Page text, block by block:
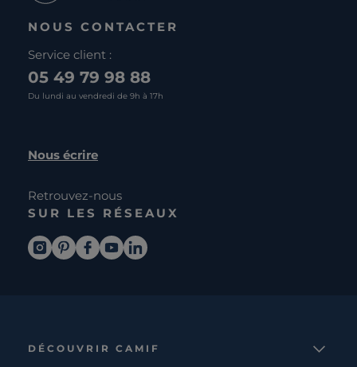
NOUS CONTACTER
Service client :
05 49 79 98 88
Du lundi au vendredi de 9h à 17h
Nous écrire
Retrouvez-nous
SUR LES RÉSEAUX
DÉCOUVRIR CAMIF